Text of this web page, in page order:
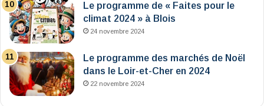
Le programme de « Faites pour le
climat 2024 » à Blois
24 novembre 2024
Le programme des marchés de Noël
dans le Loir-et-Cher en 2024
22 novembre 2024